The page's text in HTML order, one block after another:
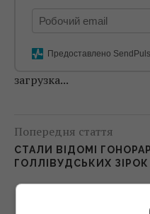
Предоставлено
загрузка...
Попередня стаття
СТАЛИ ВІДОМІ
ГОЛЛІВУДСЬКИХ ЗІРОК
MELOVIN